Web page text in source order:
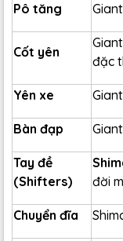
Pô tăng
Cốt yên
đặc
Yên xe
Bàn đạp
Tay đề
(Shifters)
đời
Chuyển đĩa